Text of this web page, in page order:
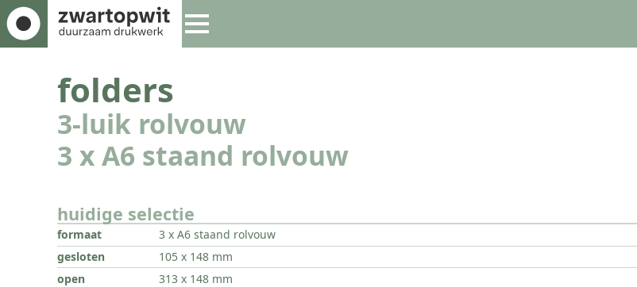
folders
3-luik rolvouw
3 x A6 staand rolvouw
huidige selectie
formaat
3 x A6 staand rolvouw
gesloten
105 x 148 mm
open
313 x 148 mm